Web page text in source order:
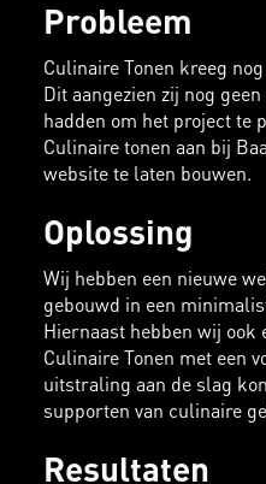
Probleem
Culinaire Tonen kreeg
Dit aangezien zij nog
hadden om het project te
Culinaire tonen aan bij
website te laten bouwen.
Oplossing
Wij hebben een nieuwe
gebouwd in een
Hiernaast hebben wij ook
Culinaire Tonen met een
uitstraling aan de slag
supporten van culinaire
Resultaten